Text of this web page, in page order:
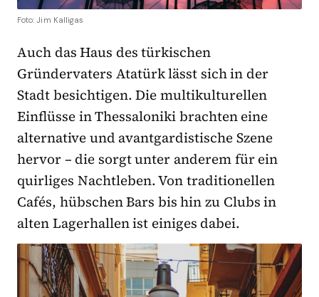
Foto: Jim Kalligas
Auch das Haus des türkischen
Gründervaters Atatürk lässt sich in der
Stadt besichtigen. Die multikulturellen
Einflüsse in Thessaloniki brachten eine
alternative und avantgardistische Szene
hervor – die sorgt unter anderem für ein
quirliges Nachtleben. Von traditionellen
Cafés, hübschen Bars bis hin zu Clubs in
alten Lagerhallen ist einiges dabei.